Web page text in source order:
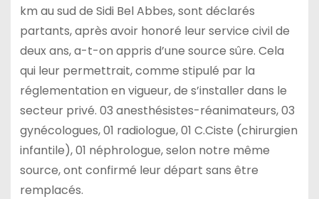
km au sud de Sidi Bel Abbes, sont déclarés
partants, après avoir honoré leur service civil de
deux ans, a-t-on appris d’une source sûre. Cela
qui leur permettrait, comme stipulé par la
réglementation en vigueur, de s’installer dans le
secteur privé. 03 anesthésistes-réanimateurs, 03
gynécologues, 01 radiologue, 01 C.Ciste (chirurgien
infantile), 01 néphrologue, selon notre même
source, ont confirmé leur départ sans être
remplacés.